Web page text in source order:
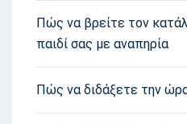
Πώς να βρείτε τον
παιδί σας με αναπηρία
Πώς να διδάξετε την